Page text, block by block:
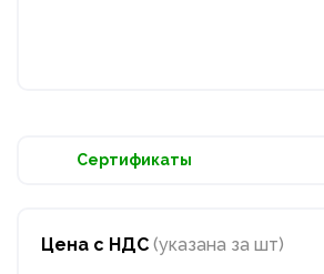
Сертификаты
Цена с НДС (указана за шт)